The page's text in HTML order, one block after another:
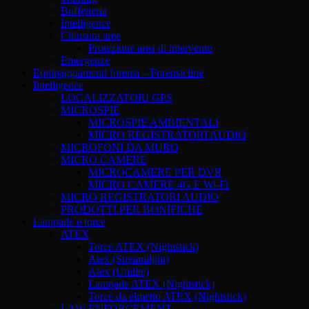
Buffetteria
Intelligence
Chiusura aree
Protezione area di intervento
Emergenze
Equipaggiamenti forensi – Forensicline
Intelligence
LOCALIZZATORI GPS
MICROSPIE
MICROSPIE AMBIENTALI
MICRO REGISTRATORI AUDIO
MICROFONI DA MURO
MICRO CAMERE
MICROCAMERE PER DVR
MICRO CAMERE 4G E Wi-Fi
MICRO REGISTRATORI AUDIO
PRODOTTI PER BONIFICHE
Lampade e torce
ATEX
Torce ATEX (Nightstick)
Atex (Streamilght)
Atex (Unilite)
Lampade ATEX (Nightstick)
Torce da elmetto ATEX (Nightstick)